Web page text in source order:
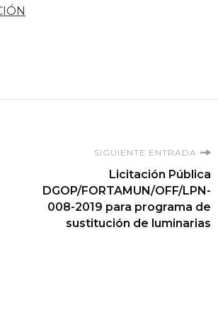
SIGUIENTE ENTRADA
Licitación Pública
DGOP/FORTAMUN/OFF/LPN-
008-2019 para programa de
sustitución de luminarias